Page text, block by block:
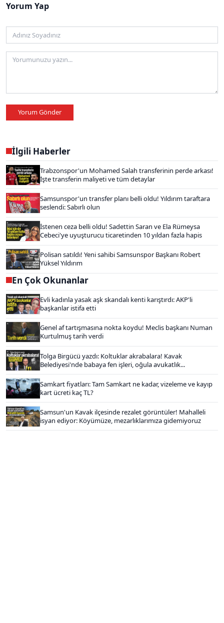
Yorum Yap
Yorum Gönder
İlgili Haberler
Trabzonspor'un Mohamed Salah transferinin perde arkası!
İşte transferin maliyeti ve tüm detaylar
Samsunspor'un transfer planı belli oldu! Yıldırım taraftara
seslendi: Sabırlı olun
İstenen ceza belli oldu! Sadettin Saran ve Ela Rümeysa
Cebeci'ye uyuşturucu ticaretinden 10 yıldan fazla hapis
Polisan satıldı! Yeni sahibi Samsunspor Başkanı Robert
Yüksel Yıldırım
En Çok Okunanlar
Evli kadınla yasak aşk skandalı kenti karıştırdı: AKP'li
başkanlar istifa etti
Genel af tartışmasına nokta koydu! Meclis başkanı Numan
Kurtulmuş tarih verdi
Tolga Birgücü yazdı: Koltuklar akrabalara! Kavak
Belediyesi'nde babaya fen işleri, oğula avukatlık...
Samkart fiyatları: Tam Samkart ne kadar, vizeleme ve kayıp
kart ücreti kaç TL?
Samsun'un Kavak ilçesinde rezalet görüntüler! Mahalleli
isyan ediyor: Köyümüze, mezarlıklarımıza gidemiyoruz